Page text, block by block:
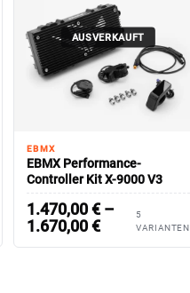
AUSVERKAUFT
EBMX
EBMX Performance-
Controller Kit X-9000 V3
1.470,00€ –
1.670,00€
5
VARIANTEN